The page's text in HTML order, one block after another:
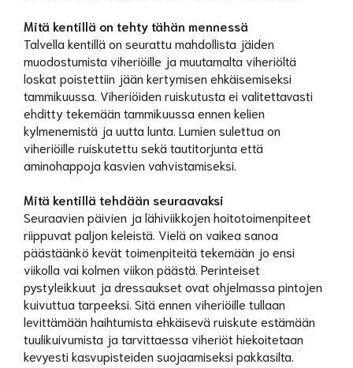
Mitä kentillä on tehty tähän mennessä
Talvella kentillä on seurattu mahdollista jäiden
muodostumista viheriöille ja muutamalta viheriöltä
loskat poistettiin jään kertymisen ehkäisemiseksi
tammikuussa. Viheriöiden ruiskutusta ei valitettavasti
ehditty tekemään tammikuussa ennen kelien
kylmenemistä ja uutta lunta. Lumien sulettua on
viheriöille ruiskutettu sekä tautitorjunta että
aminohappoja kasvien vahvistamiseksi.
Mitä kentillä tehdään seuraavaksi
Seuraavien päivien ja lähiviikkojen hoitotoimenpiteet
riippuvat paljon keleistä. Vielä on vaikea sanoa
päästäänkö kevät toimenpiteitä tekemään jo ensi
viikolla vai kolmen viikon päästä. Perinteiset
pystyleikkuut ja dressaukset ovat ohjelmassa pintojen
kuivuttua tarpeeksi. Sitä ennen viheriöille tullaan
levittämään haihtumista ehkäisevä ruiskute estämään
tuulikuivumista ja tarvittaessa viheriöt hiekoitetaan
kevyesti kasvupisteiden suojaamiseksi pakkasilta.